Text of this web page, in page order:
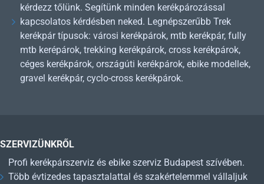
kérdezz tőlünk. Segítünk minden kerékpározással
kapcsolatos kérdésben neked. Legnépszerűbb Trek
kerékpár típusok: városi kerékpárok, mtb kerékpár, fully
mtb kerépárok, trekking kerékpárok, cross kerékpárok,
céges kerékpárok, országúti kerékpárok, ebike modellek,
gravel kerékpár, cyclo-cross kerékpárok.
SZERVIZÜNKRŐL
Profi kerékpárszerviz és ebike szerviz Budapest szívében.
Több évtizedes tapasztalattal és szakértelemmel vállaljuk